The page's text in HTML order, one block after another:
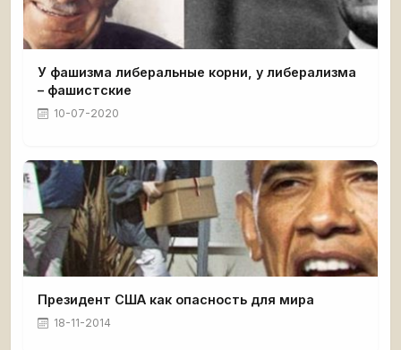
У фашизма либеральные корни, у либерализма
– фашистские
10-07-2020
Президент США как опасность для мира
18-11-2014